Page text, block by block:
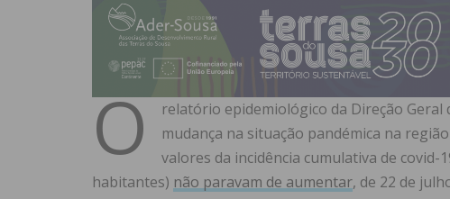
O
relatório epidemiológico da Direção Geral
mudança na situação pandémica na
valores da incidência cumulativa de covid-
habitantes) não paravam de aumentar, de 22 de